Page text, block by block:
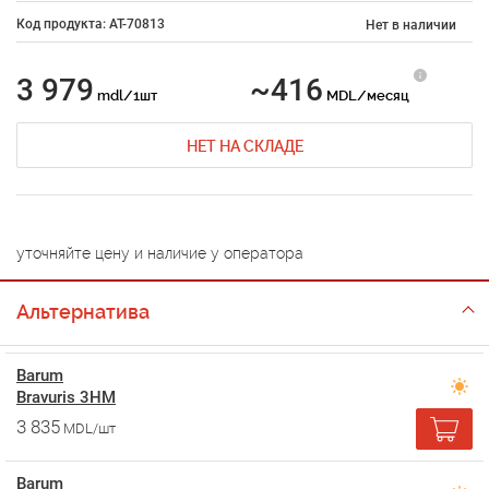
Код продукта: AT-70813 Нет в наличии
3 979 mdl/1шт ~416 MDL/месяц
НЕТ НА СКЛАДЕ
уточняйте цену и наличие у оператора
Альтернатива
Barum
Bravuris 3HM
3 835 MDL/шт
Barum